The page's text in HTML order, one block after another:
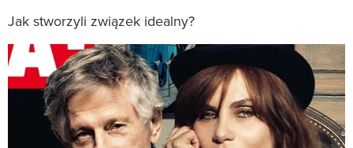
Jak stworzyli związek idealny?